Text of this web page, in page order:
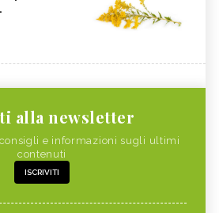
alla newsletter
e informazioni sugli ultimi
contenuti
ISCRIVITI